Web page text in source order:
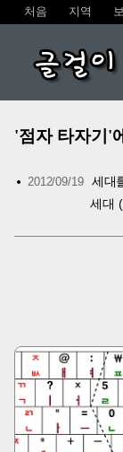
처음 지역
글걸이
'점자 타자기'
2012/09/19
세대
세대